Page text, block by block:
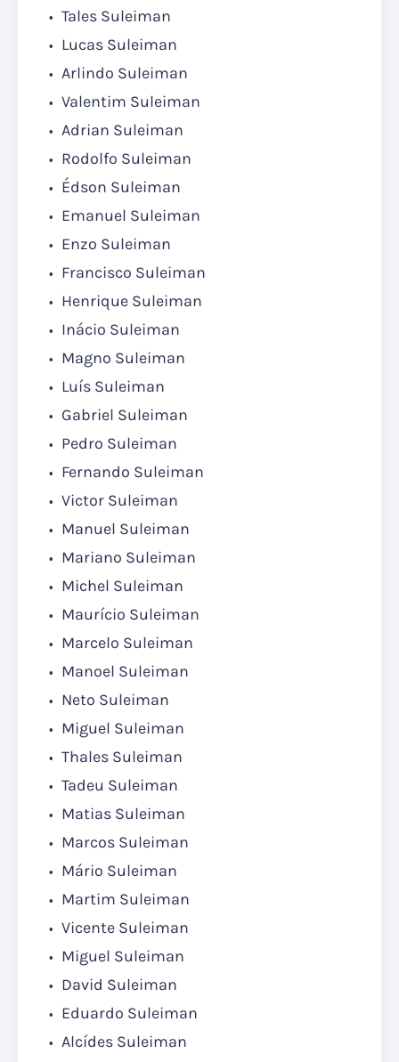
Tales Suleiman
Lucas Suleiman
Arlindo Suleiman
Valentim Suleiman
Adrian Suleiman
Rodolfo Suleiman
Édson Suleiman
Emanuel Suleiman
Enzo Suleiman
Francisco Suleiman
Henrique Suleiman
Inácio Suleiman
Magno Suleiman
Luís Suleiman
Gabriel Suleiman
Pedro Suleiman
Fernando Suleiman
Victor Suleiman
Manuel Suleiman
Mariano Suleiman
Michel Suleiman
Maurício Suleiman
Marcelo Suleiman
Manoel Suleiman
Neto Suleiman
Miguel Suleiman
Thales Suleiman
Tadeu Suleiman
Matias Suleiman
Marcos Suleiman
Mário Suleiman
Martim Suleiman
Vicente Suleiman
Miguel Suleiman
David Suleiman
Eduardo Suleiman
Alcídes Suleiman